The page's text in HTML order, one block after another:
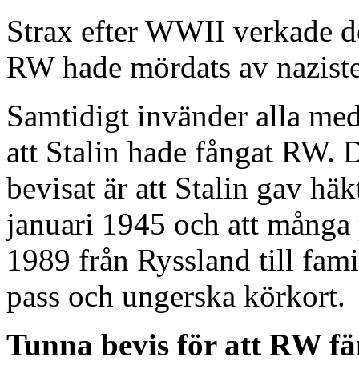
Strax efter WWII verkade
RW hade mördats av
Samtidigt invänder alla
att Stalin hade fångat RW.
bevisat är att Stalin gav
januari 1945 och att
1989 från Ryssland till
pass och ungerska körkort.
Tunna bevis för att RW